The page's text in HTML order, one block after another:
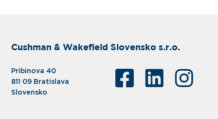
Cushman & Wakefield Slovensko s.r.o.
Pribinova 40
811 09 Bratislava
Slovensko